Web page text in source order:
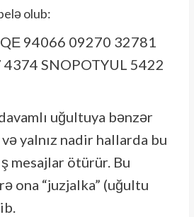
olub:
94066 09270 32781
SNOPOTYUL 5422
uğultuya bənzər
yalnız nadir hallarda bu
mesajlar ötürür. Bu
ona “juzjalka” (uğultu